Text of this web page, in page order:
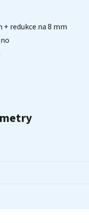
+ redukce na 8 mm